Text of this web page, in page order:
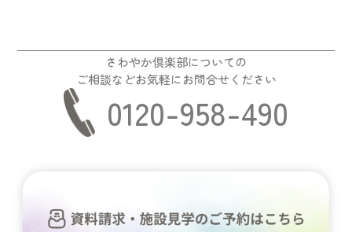
さわやか倶楽部についての
ご相談などお気軽にお問合せください
0120-958-490